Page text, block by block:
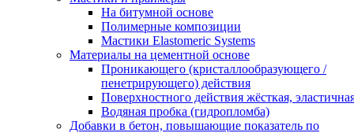
На битумной основе
Полимерные композиции
Мастики Elastomeric Systems
Материалы на цементной основе
Проникающего (кристаллообразующего /
пенетрирующего) действия
Поверхностного действия жёсткая,
Водяная пробка (гидропломба)
Добавки в бетон, повышающие показатель по